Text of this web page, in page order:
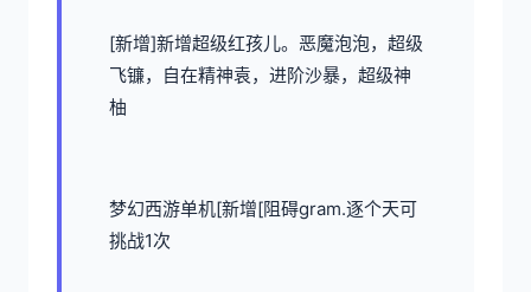
[新增]新增超级红孩儿。恶魔泡泡，超级
飞镰，自在精神袁，进阶沙暴，超级神
柚
梦幻西游单机[新增[阻碍gram.逐个天可
挑战1次